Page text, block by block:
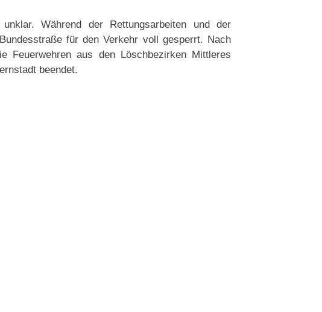
Während der Rettungsarbeiten und der
für den Verkehr voll gesperrt. Nach
aus den Löschbezirken Mittleres
beendet.